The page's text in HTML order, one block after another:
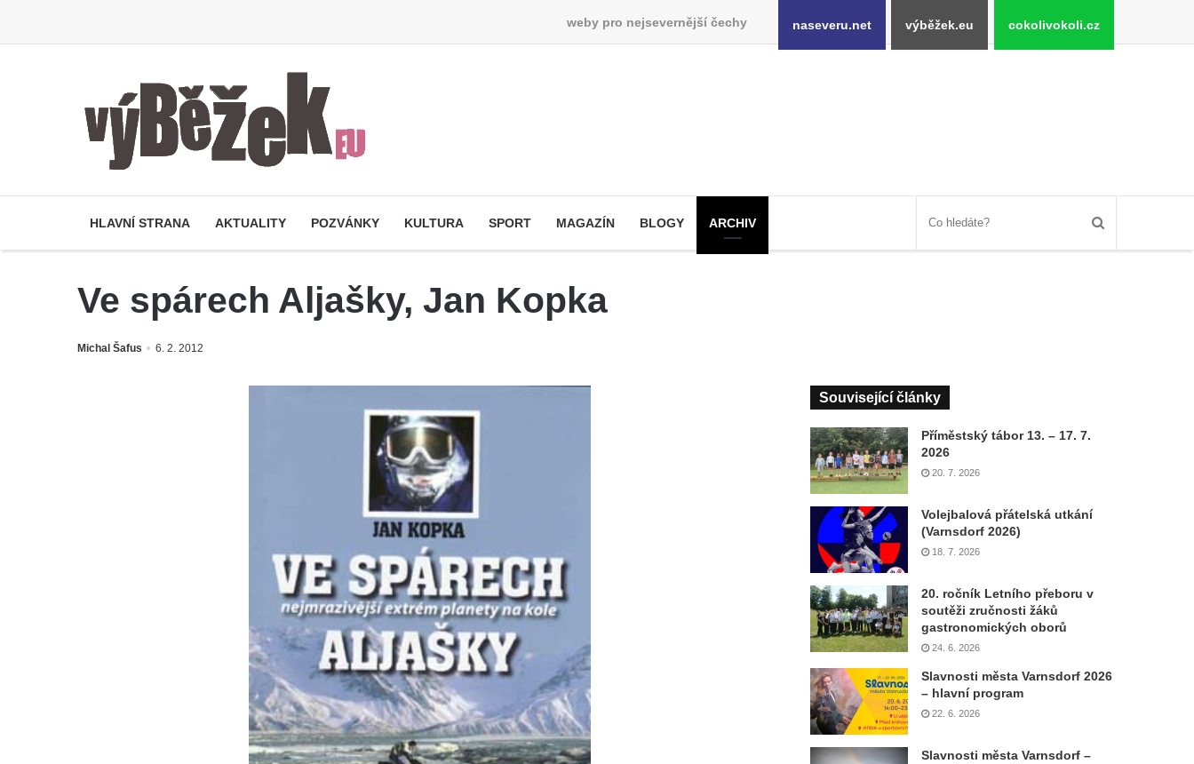
weby pro nejsevernější čechy naseveru.net výběžek.eu cokolivokoli.cz
HLAVNÍ STRANA AKTUALITY POZVÁNKY KULTURA SPORT MAGAZÍN BLOGY ARCHIV
Ve spárech Aljašky, Jan Kopka
Michal Šafus 6. 2. 2012
Související články
Příměstský tábor 13. – 17. 7.
2026
20. 7. 2026
Volejbalová přátelská utkání
(Varnsdorf 2026)
18. 7. 2026
20. ročník Letního přeboru v
soutěži zručnosti žáků
gastronomických oborů
24. 6. 2026
Slavnosti města Varnsdorf 2026
– hlavní program
22. 6. 2026
Slavnosti města Varnsdorf –